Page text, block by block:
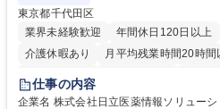
東京都千代田区
業界未経験歓迎
年間休日120日以上
介護休暇あり
月平均残業時間20時間
住宅手当あり
育休あり
完全週休2日制 交通費支給
仕事の内容
企業名 株式会社日立医薬情報ソリューションズ 求人名 【総務